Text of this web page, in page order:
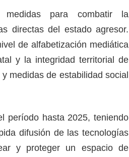
medidas para combatir la
directas del estado agresor.
de alfabetización mediática
y la integridad territorial de
medidas de estabilidad social
período hasta 2025, teniendo
difusión de las tecnologías
y proteger un espacio de